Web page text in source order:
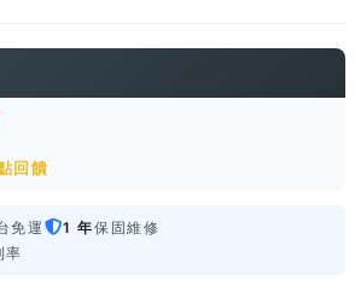
回饋
免運 1 年保固維修
率